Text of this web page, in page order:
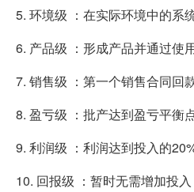
5. 环境级 ：在实际环境中的系
6. 产品级 ：形成产品并通过使用
7. 销售级 ：第一个销售合同回款
8. 盈亏级 ：批产达到盈亏平衡点
9. 利润级 ：利润达到投入的20%
10. 回报级 ：暂时无需增加投